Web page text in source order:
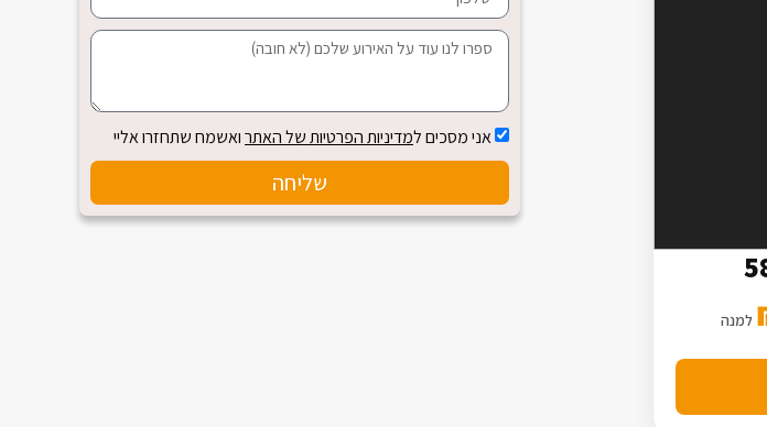
אני מסכים למדיניות הפרטיות של האתרואשמח שתחזרו אליי
שליחה
למנה